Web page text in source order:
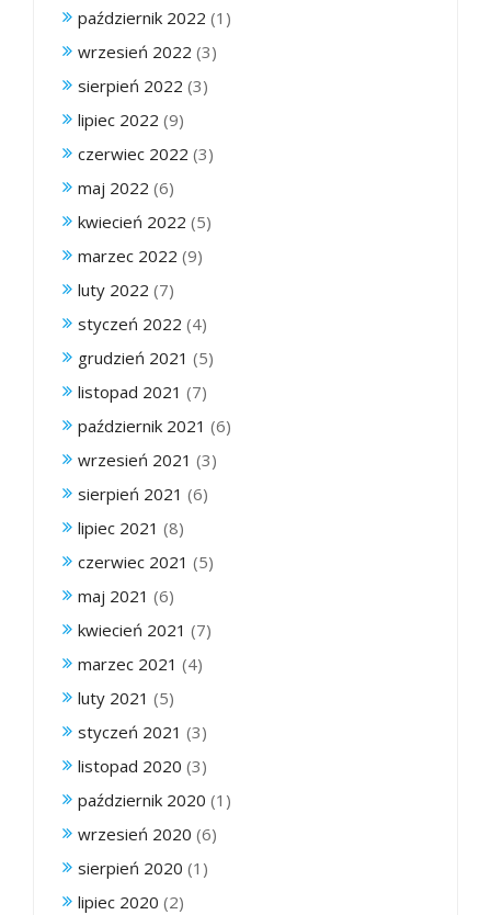
październik 2022 (1)
wrzesień 2022 (3)
sierpień 2022 (3)
lipiec 2022 (9)
czerwiec 2022 (3)
maj 2022 (6)
kwiecień 2022 (5)
marzec 2022 (9)
luty 2022 (7)
styczeń 2022 (4)
grudzień 2021 (5)
listopad 2021 (7)
październik 2021 (6)
wrzesień 2021 (3)
sierpień 2021 (6)
lipiec 2021 (8)
czerwiec 2021 (5)
maj 2021 (6)
kwiecień 2021 (7)
marzec 2021 (4)
luty 2021 (5)
styczeń 2021 (3)
listopad 2020 (3)
październik 2020 (1)
wrzesień 2020 (6)
sierpień 2020 (1)
lipiec 2020 (2)